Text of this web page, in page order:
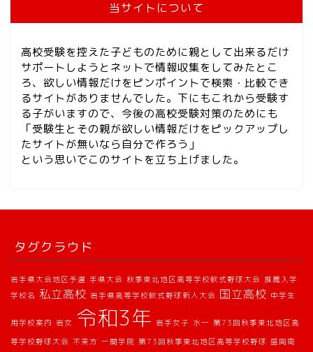
当サイトについて
高校受験を控えた子どものために親として出来るだけ
サポートしようとネットで情報収集をしてみたとこ
ろ、欲しい情報だけをピンポイントで検索・比較でき
るサイトがありませんでした。下にもこれから受験す
る子がいますので、今後の高校受験対策のためにも
「受験生とその親が欲しい情報だけをピックアップし
たサイトが無いなら自分で作ろう」
という思いでこのサイトを立ち上げました。
タグクラウド
岩手県大会地区予選 手県大会 秋季東北地区高等学校軟式野球大会 推薦入学
学校名 私立高校 岩手県高等学校軟式野球新人大会 国立高校 中学生
用学校案内 岩女 令和3年 岩手女子 水一 第73回秋季東北地区高
等学校野球大会 不来方 一関学院 第73回秋季東北地区高等学校野球 盛岡南
定時制